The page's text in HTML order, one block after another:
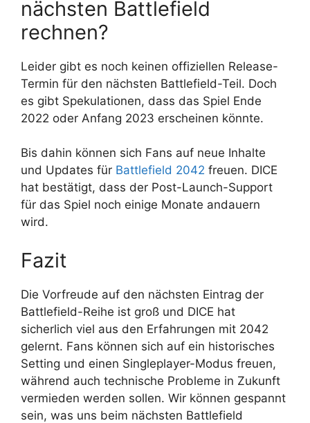
nächsten Battlefield
rechnen?
Leider gibt es noch keinen offiziellen Release-
Termin für den nächsten Battlefield-Teil. Doch
es gibt Spekulationen, dass das Spiel Ende
2022 oder Anfang 2023 erscheinen könnte.
Bis dahin können sich Fans auf neue Inhalte
und Updates für Battlefield 2042 freuen. DICE
hat bestätigt, dass der Post-Launch-Support
für das Spiel noch einige Monate andauern
wird.
Fazit
Die Vorfreude auf den nächsten Eintrag der
Battlefield-Reihe ist groß und DICE hat
sicherlich viel aus den Erfahrungen mit 2042
gelernt. Fans können sich auf ein historisches
Setting und einen Singleplayer-Modus freuen,
während auch technische Probleme in Zukunft
vermieden werden sollen. Wir können gespannt
sein, was uns beim nächsten Battlefield